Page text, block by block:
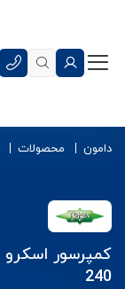
دامون محصولات
240